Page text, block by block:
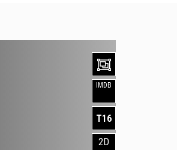
IMDB
T16
2D